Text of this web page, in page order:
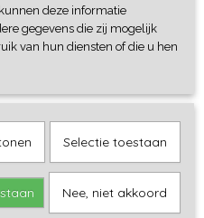
magic lamp om je…
deze informatie
gegevens die zij mogelijk
van hun diensten of die u hen
Selectie toestaan
Nee, niet akkoord